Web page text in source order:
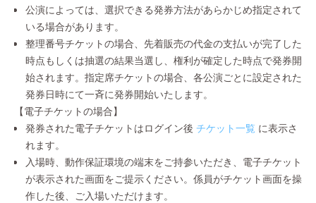
公演によっては、選択できる発券方法があらかじめ指定されて
いる場合があります。
整理番号チケットの場合、先着販売の代金の支払いが完了した
時点もしくは抽選の結果当選し、権利が確定した時点で発券開
始されます。指定席チケットの場合、各公演ごとに設定された
発券日時にて一斉に発券開始いたします。
【電子チケットの場合】
発券された電子チケットはログイン後 チケット一覧 に表示さ
れます。
入場時、動作保証環境の端末をご持参いただき、電子チケット
が表示された画面をご提示ください。係員がチケット画面を操
作した後、ご入場いただけます。